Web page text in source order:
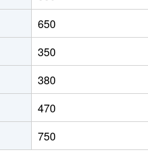
650
350
380
470
750